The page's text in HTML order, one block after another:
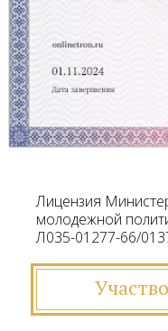
Лицензия
молодежной
Л035-01277-66/